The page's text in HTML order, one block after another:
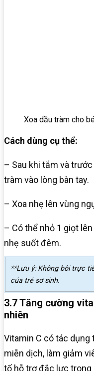
Xoa dầu tràm cho
Cách dùng cụ thể:
– Sau khi tắm và
tràm vào lòng bàn tay.
– Xoa nhẹ lên vùng
– Có thể nhỏ 1 giọt
nhẹ suốt đêm.
**Lưu ý: Không bôi trực
của trẻ sơ sinh.
3.7 Tăng cường
nhiên
Vitamin C có tác
miễn dịch, làm giảm
tố hỗ trợ đắc lực trong